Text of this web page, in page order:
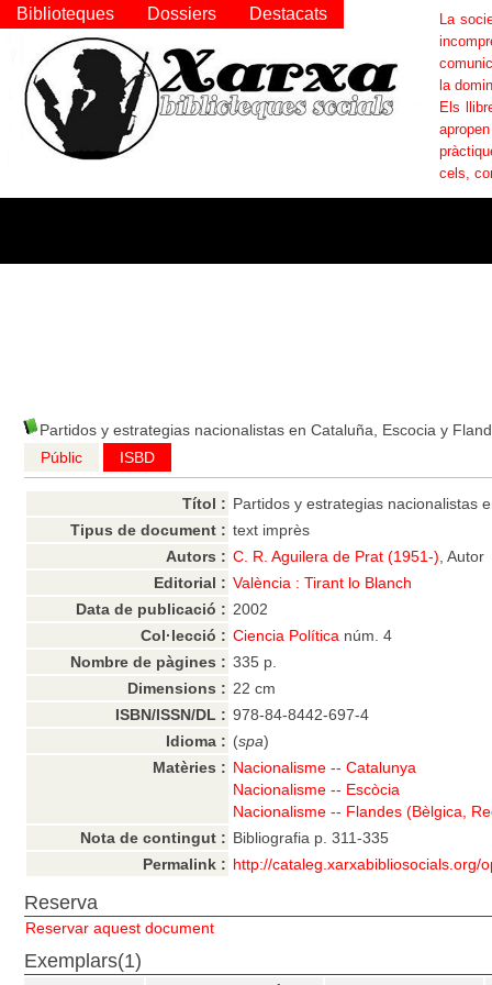
Partidos y estrategias nacionalistas en Cataluña, Escocia y
Públic
ISBD
Títol : Partidos y estrategias nacionalistas
Tipus de document : text imprès
Autors : C. R. Aguilera de Prat (1951-) , Autor
Editorial : València : Tirant lo Blanch
Data de publicació : 2002
Col·lecció : Ciencia Política núm. 4
Nombre de pàgines : 335 p.
Dimensions : 22 cm
ISBN/ISSN/DL : 978-84-8442-697-4
Idioma : (spa)
Matèries : Nacionalisme -- Catalunya
Nacionalisme -- Escòcia
Nacionalisme -- Flandes (Bèlgica,
Nota de contingut : Bibliografia p. 311-335
Permalink : http://cataleg.xarxabibliosocials.org/
Reserva
Reservar aquest document
Exemplars(1)
La
la
Els
cels,
Biblioteques Dossiers Destacats